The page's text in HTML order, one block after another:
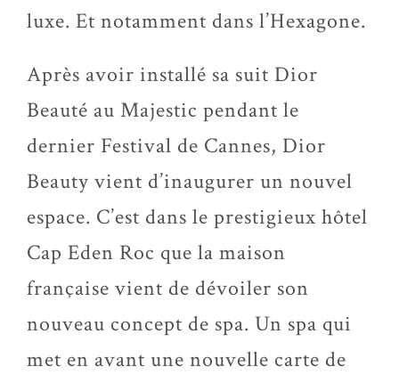
luxe. Et notamment dans l’Hexagone.
Après avoir installé sa suit Dior
Beauté au Majestic pendant le
dernier Festival de Cannes, Dior
Beauty vient d’inaugurer un nouvel
espace. C’est dans le prestigieux hôtel
Cap Eden Roc que la maison
française vient de dévoiler son
nouveau concept de spa. Un spa qui
met en avant une nouvelle carte de